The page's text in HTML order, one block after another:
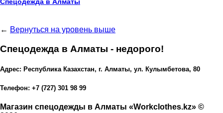
← Вернуться на уровень выше
Спецодежда в Алматы - недорого!
Адрес: Республика Казахстан, г. Алматы, ул. Кулымбетова, 80
Телефон: +7 (727) 301 98 99
Магазин спецодежды в Алматы «Workclothes.kz» ©